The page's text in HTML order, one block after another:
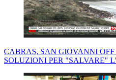
CABRAS, SAN GIOVANNI
SOLUZIONI PER "SALVARE"